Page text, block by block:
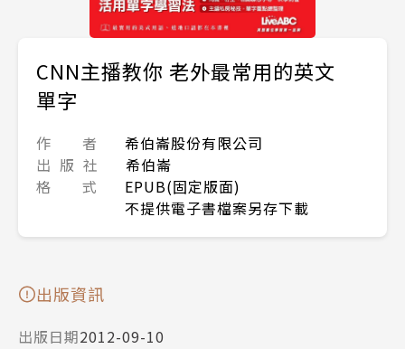
CNN主播教你 老外最常用的英文
單字
作 者
希伯崙股份有限公司
出 版 社
希伯崙
格 式
EPUB(固定版面)
不提供電子書檔案另存下載
出版資訊
出版日期2012-09-10